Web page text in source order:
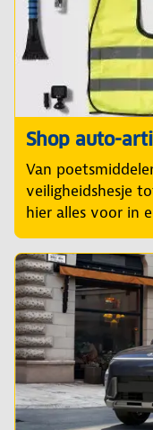
Shop auto-
Van
veiligheidshesje
hier alles voor in